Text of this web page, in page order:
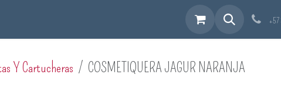
Y Cartucheras COSMETIQUERA JAGUR NARANJA